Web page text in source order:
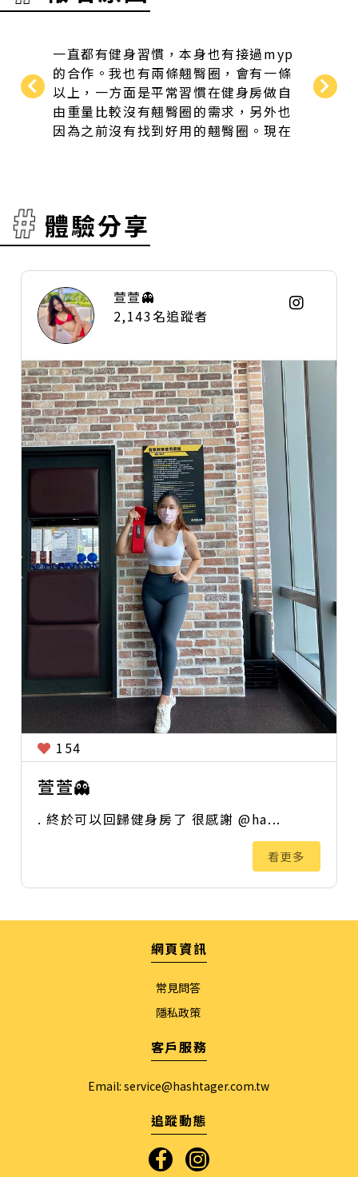
一條
做自
平常有在運動，希望能讓大家了解真實
的使用心得
的合
習慣
體驗分享
萱萱👻
2,143名追蹤者
154
萱萱👻
. 終於可以回歸健身房了 很感謝 @ha...
看更多
網頁資訊
常見問答
隱私政策
客戶服務
Email: service@hashtager.com.tw
追蹤動態